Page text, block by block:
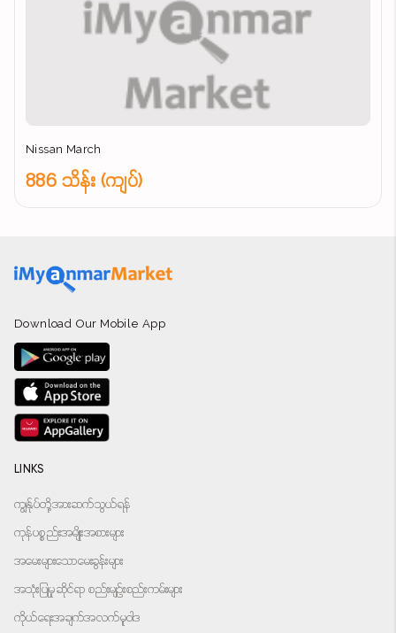
Nissan March
886 သိန်း (ကျပ်)
Download Our Mobile App
LINKS
ကျွန်ုပ်တို့အားဆက်သွယ်ရန်
ကုန်ပစ္စည်းအမျိုးအစားများ
အမေးများသောမေးခွန်းများ
အသုံးပြုမှုဆိုင်ရာ စည်းမျဉ်းစည်းကမ်းများ
ကိုယ်ရေးအချက်အလက်မူဝါဒ